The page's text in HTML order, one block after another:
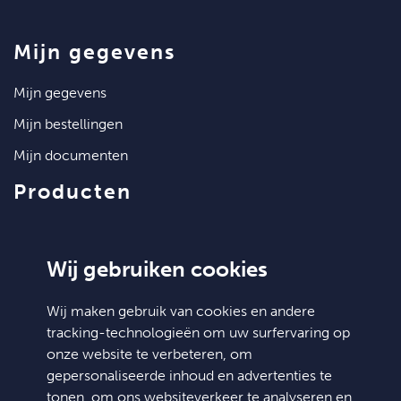
Wij gebruiken cookies
Wij maken gebruik van cookies en andere
tracking-technologieën om uw surfervaring op
onze website te verbeteren, om
gepersonaliseerde inhoud en advertenties te
tonen, om ons websiteverkeer te analyseren en
mijn gegevens
mijn gegevens
mijn bestellingen
mijn documenten
producten
klantenservice
contact
algemene voorwaarden
hulp nodig?